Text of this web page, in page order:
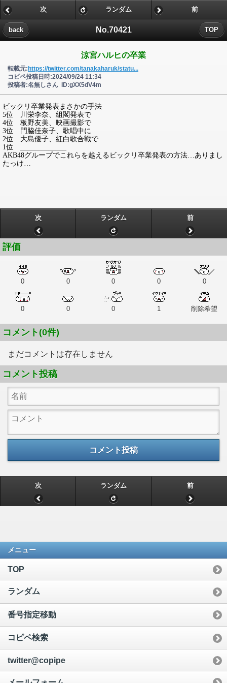
No.70421
back TOP
次 ランダム 前
涼宮ハルヒの卒業
転載元: https://twitter.com/tanakaharuk/statu...
コピペ投稿日時:2024/09/24 11:34
投稿者:名無しさん ID:gXX5dV4m
ビックリ卒業発表まさかの手法
5位 川栄李奈、組閣発表で
4位 板野友美、映画撮影で
3位 門脇佳奈子、歌唱中に
2位 大島優子、紅白歌合戦で
1位 _____________
AKB48グループでこれらを越えるビックリ卒業発表の方法…ありまし
たっけ…
次 ランダム 前
評価
0 0 0 0 0
0 0 0 1 削除希望
コメント(0件)
まだコメントは存在しません
コメント投稿
コメント投稿
次 ランダム 前
メニュー
TOP
ランダム
番号指定移動
コピペ検索
twitter@copipe